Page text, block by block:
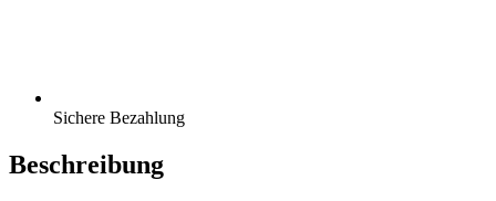
Sichere Bezahlung
Beschreibung